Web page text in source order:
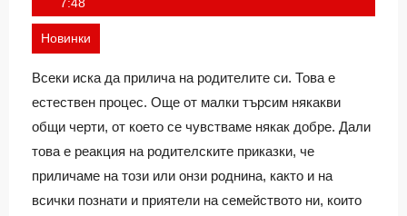
Новинки
Всеки иска да прилича на родителите си. Това е
естествен процес. Още от малки търсим някакви
общи черти, от което се чувстваме някак добре. Дали
това е реакция на родителските приказки, че
приличаме на този или онзи роднина, както и на
всички познати и приятели на семейството ни, които